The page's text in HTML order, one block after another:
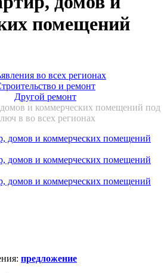
помещений
во всех регионах
и ремонт
Другой ремонт
и коммерческих помещений под
в во всех регионах
: предложение